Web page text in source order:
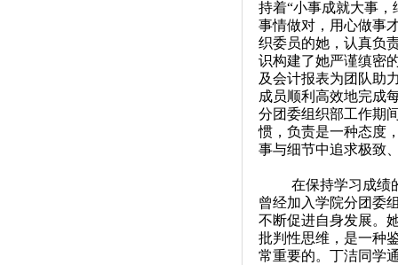
持着“小事成就大事
事情做对，用心做事
织委员的她，认真负
识构建了她严谨缜密
及会计报表为团队助
成员顺利高效地完成
分团委组织部工作期
惯，负责是一种态度
事与细节中追求极致
在保持学习成绩
曾经加入学院分团委
不断促进自身发展。
批判性思维，是一种
常重要的。丁洁同学